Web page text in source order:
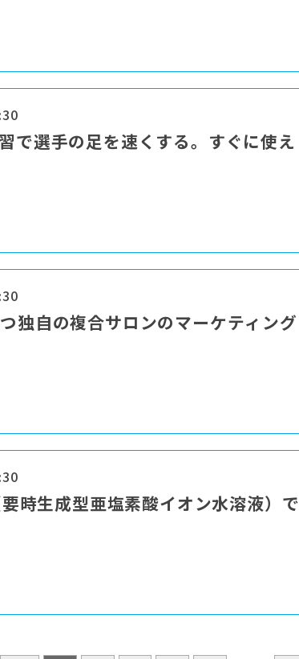
で選手の足を速くする。すぐに使え
独自の複合サロンのマーケティング
時⽣成型亜塩素酸イオン⽔溶液）で